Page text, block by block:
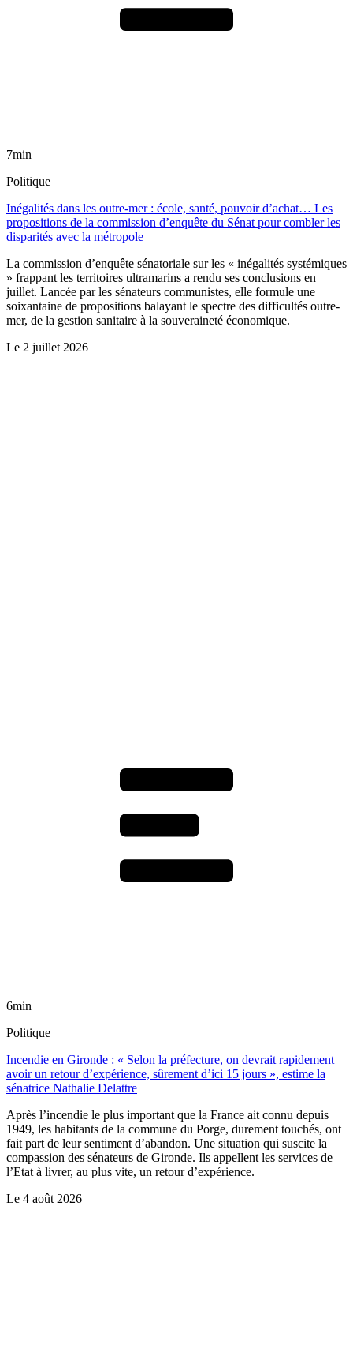
7min
Politique
Inégalités dans les outre-mer : école, santé, pouvoir d’achat… Les
propositions de la commission d’enquête du Sénat pour combler les
disparités avec la métropole
La commission d’enquête sénatoriale sur les « inégalités systémiques
» frappant les territoires ultramarins a rendu ses conclusions en
juillet. Lancée par les sénateurs communistes, elle formule une
soixantaine de propositions balayant le spectre des difficultés outre-
mer, de la gestion sanitaire à la souveraineté économique.
Le 2 juillet 2026
6min
Politique
Incendie en Gironde : « Selon la préfecture, on devrait rapidement
avoir un retour d’expérience, sûrement d’ici 15 jours », estime la
sénatrice Nathalie Delattre
Après l’incendie le plus important que la France ait connu depuis
1949, les habitants de la commune du Porge, durement touchés, ont
fait part de leur sentiment d’abandon. Une situation qui suscite la
compassion des sénateurs de Gironde. Ils appellent les services de
l’Etat à livrer, au plus vite, un retour d’expérience.
Le 4 août 2026